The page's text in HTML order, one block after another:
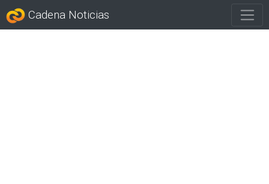
Cadena Noticias